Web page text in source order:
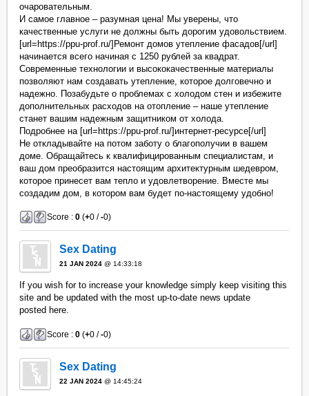
очаровательным.
И самое главное – разумная цена! Мы уверены, что
качественные услуги не должны быть дорогим удовольствием.
[url=https://ppu-prof.ru/]Ремонт домов утепление фасадов[/url]
начинается всего начиная с 1250 рублей за квадрат.
Современные технологии и высококачественные материалы
позволяют нам создавать утепление, которое долговечно и
надежно. Позабудьте о проблемах с холодом стен и избежите
дополнительных расходов на отопление – наше утепление
станет вашим надежным защитником от холода.
Подробнее на [url=https://ppu-prof.ru/]интернет-ресурсе[/url]
Не откладывайте на потом заботу о благополучии в вашем
доме. Обращайтесь к квалифицированным специалистам, и
ваш дом преобразится настоящим архитектурным шедевром,
которое принесет вам тепло и удовлетворение. Вместе мы
создадим дом, в котором вам будет по-настоящему удобно!
Score :0 (+0 /-0)
Sex Dating
21 JAN 2024 @ 14:33:18
If you wish for to increase your knowledge simply keep visiting this
site and be updated with the most up-to-date news update
posted here.
Score :0 (+0 /-0)
Sex Dating
22 JAN 2024 @ 14:45:24